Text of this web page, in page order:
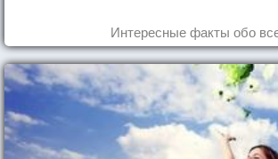
Интересные факты обо